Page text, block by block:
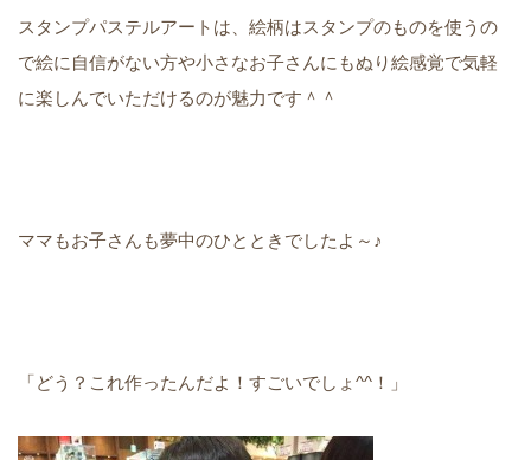
スタンプパステルアートは、絵柄はスタンプのものを使うの
で絵に自信がない方や小さなお子さんにもぬり絵感覚で気軽
に楽しんでいただけるのが魅力です＾＾
ママもお子さんも夢中のひとときでしたよ～♪
「どう？これ作ったんだよ！すごいでしょ^^！」